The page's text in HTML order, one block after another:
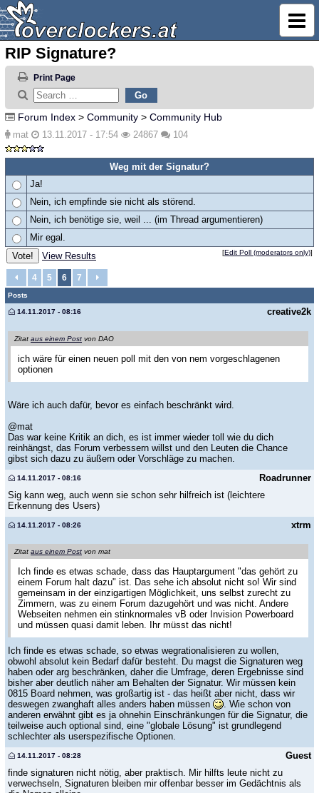
RIP Signature?
Print Page
Forum Index > Community > Community Hub
mat 13.11.2017 - 17:54 24867 104
Weg mit der Signatur?
Ja!
Nein, ich empfinde sie nicht als störend.
Nein, ich benötige sie, weil ... (im Thread argumentieren)
Mir egal.
View Results
[Edit Poll (moderators only)]
4 5 6 7
Posts
creative2k
14.11.2017 - 08:16
Zitat aus einem Post von DAO
ich wäre für einen neuen poll mit den von nem vorgeschlagenen
optionen
Wäre ich auch dafür, bevor es einfach beschränkt wird.
@mat
Das war keine Kritik an dich, es ist immer wieder toll wie du dich
reinhängst, das Forum verbessern willst und den Leuten die Chance
gibst sich dazu zu äußern oder Vorschläge zu machen.
Roadrunner
14.11.2017 - 08:16
Sig kann weg, auch wenn sie schon sehr hilfreich ist (leichtere
Erkennung des Users)
xtrm
14.11.2017 - 08:26
Zitat aus einem Post von mat
Ich finde es etwas schade, dass das Hauptargument "das gehört zu
einem Forum halt dazu" ist. Das sehe ich absolut nicht so! Wir sind
gemeinsam in der einzigartigen Möglichkeit, uns selbst zurecht zu
Zimmern, was zu einem Forum dazugehört und was nicht. Andere
Webseiten nehmen ein stinknormales vB oder Invision Powerboard
und müssen quasi damit leben. Ihr müsst das nicht!
Ich finde es etwas schade, so etwas wegrationalisieren zu wollen,
obwohl absolut kein Bedarf dafür besteht. Du magst die Signaturen weg
haben oder arg beschränken, daher die Umfrage, deren Ergebnisse sind
bisher aber deutlich näher am Behalten der Signatur. Wir müssen kein
0815 Board nehmen, was großartig ist - das heißt aber nicht, dass wir
deswegen zwanghaft alles anders haben müssen
. Wie schon von
anderen erwähnt gibt es ja ohnehin Einschränkungen für die Signatur, die
teilweise auch optional sind, eine "globale Lösung" ist grundlegend
schlechter als userspezifische Optionen.
Guest
14.11.2017 - 08:28
finde signaturen nicht nötig, aber praktisch. Mir hilfts leute nicht zu
verwechseln, Signaturen bleiben mir offenbar besser im Gedächtnis als